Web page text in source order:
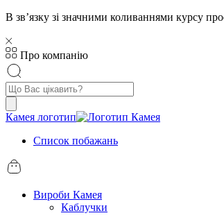
В звʼязку зі значними коливаннями курсу
Про компанію
Пошук
товарів
Камея логотип
Список побажань
Вироби Камея
Каблучки